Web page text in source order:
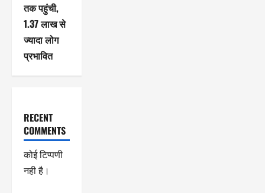
तक पहुंची,
1.37 लाख से
ज्यादा लोग
प्रभावित
RECENT
COMMENTS
कोई टिप्पणी
नही है।